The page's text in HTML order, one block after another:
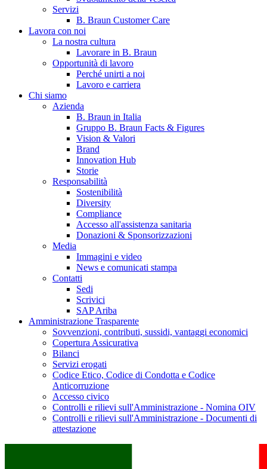
B. Braun in Italia
Scopri chi siamo ed entra nel mondo di B. Braun in Italia: 4
sedi, 4 aziende, più di 700 dipendenti e un Centro di
Eccellenza a livello globale.
Servizi
B. Braun Customer Care
Lavora con noi
La nostra cultura
Lavorare in B. Braun
Opportunità di lavoro
Perché unirti a noi
Lavoro e carriera
Chi siamo
Azienda
B. Braun in Italia
Gruppo B. Braun Facts & Figures
Vision & Valori
Brand
Innovation Hub
Storie
Responsabilità
Sostenibilità
Diversity
Compliance
Accesso all'assistenza sanitaria
Donazioni & Sponsorizzazioni
Media
Immagini e video
News e comunicati stampa
Contatti
Sedi
Scrivici
SAP Ariba
Amministrazione Trasparente
Sovvenzioni, contributi, sussidi, vantaggi economici
Copertura Assicurativa
Bilanci
Servizi erogati
Codice Etico, Codice di Condotta e Codice
Anticorruzione
Accesso civico
Controlli e rilievi sull'Amministrazione - Nomina OIV
Controlli e rilievi sull'Amministrazione - Documenti di
attestazione